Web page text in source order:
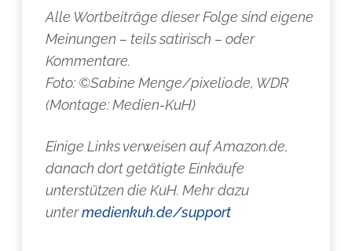
Alle Wortbeiträge dieser Folge sind eigene
Meinungen – teils satirisch – oder
Kommentare.
Foto: ©Sabine Menge/pixelio.de, WDR
(Montage: Medien-KuH)
Einige Links verweisen auf Amazon.de,
danach dort getätigte Einkäufe
unterstützen die KuH. Mehr dazu
untermedienkuh.de/support